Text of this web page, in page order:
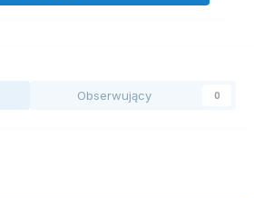
Obserwujący 0